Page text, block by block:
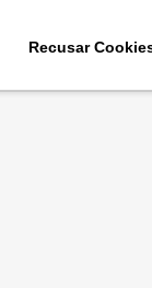
Recusar